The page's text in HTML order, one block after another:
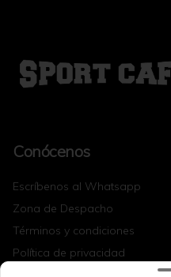
Conócenos
Escríbenos al Whatsapp
Zona de Despacho
Términos y condiciones
Política de privacidad